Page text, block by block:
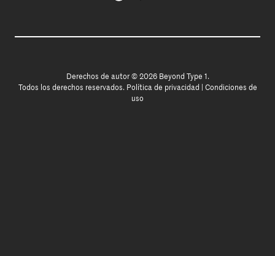
Derechos de autor © 2026 Beyond Type 1.
Todos los derechos reservados. Política de privacidad
Condiciones de
uso